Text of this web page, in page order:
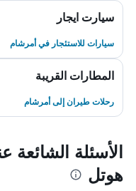
سيارت ايجار
سيارات للاستئجار في أمرشام
المطارات القريبة
رحلات طيران إلى أمرشام
الأسئلة الشائعة
هوتل